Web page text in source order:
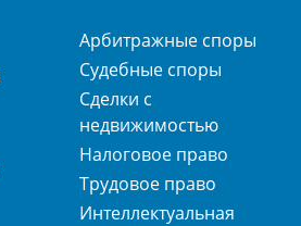
Арбитражные споры
Судебные споры
Сделки с
недвижимостью
Налоговое право
Трудовое право
Интеллектуальная